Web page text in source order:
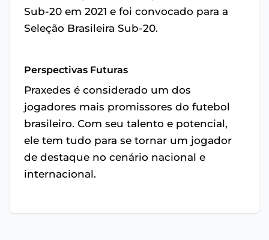
Sub-20 em 2021 e foi convocado para a
Seleção Brasileira Sub-20.
Perspectivas Futuras
Praxedes é considerado um dos
jogadores mais promissores do futebol
brasileiro. Com seu talento e potencial,
ele tem tudo para se tornar um jogador
de destaque no cenário nacional e
internacional.